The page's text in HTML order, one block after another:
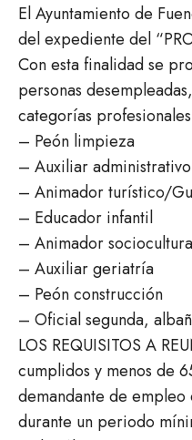
El Ayuntamiento de
del expediente del
Con esta finalidad se
personas
categorías
– Peón limpieza
– Auxiliar administrativo
– Animador turístico/
– Educador infantil
– Animador
– Auxiliar geriatría
– Peón construcción
– Oficial segunda,
LOS REQUISITOS A
cumplidos y menos de
demandante de empleo
durante un periodo